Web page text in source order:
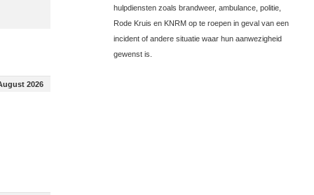
2026
hulpdiensten zoals brandweer, ambulance, politie,
Rode Kruis en KNRM op te roepen in geval van een
incident of andere situatie waar hun aanwezigheid
gewenst is.